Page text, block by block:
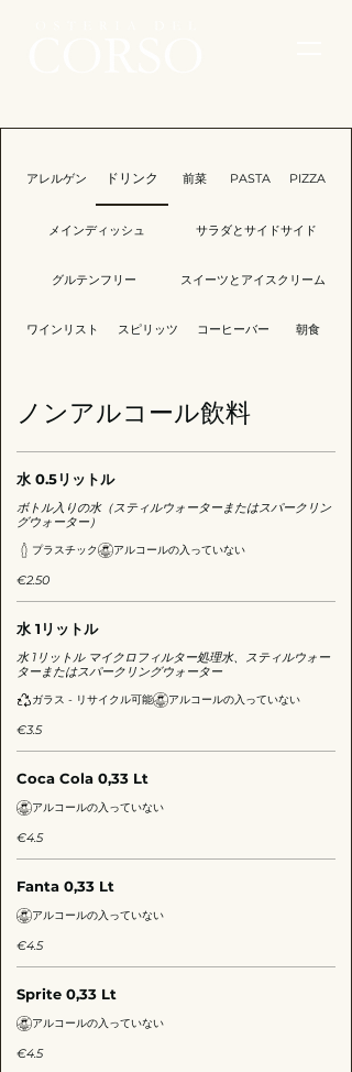
アレルゲン ドリンク 前菜 PASTA PIZZA
メインディッシュ サラダとサイドサイド
グルテンフリー スイーツとアイスクリーム
ワインリスト スピリッツ コーヒーバー 朝食
ノンアルコール飲料
水 0.5リットル
ボトル入りの水（スティルウォーターまたはスパークリン
グウォーター）
€2.50
プラスチック アルコールの入っていない
水 1リットル
水 1リットル マイクロフィルター処理水、スティルウォー
ターまたはスパークリングウォーター
€3.5
ガラス - リサイクル可能 アルコールの入っていない
Coca Cola 0,33 Lt
€4.5
アルコールの入っていない
Fanta 0,33 Lt
€4.5
アルコールの入っていない
Sprite 0,33 Lt
€4.5
アルコールの入っていない